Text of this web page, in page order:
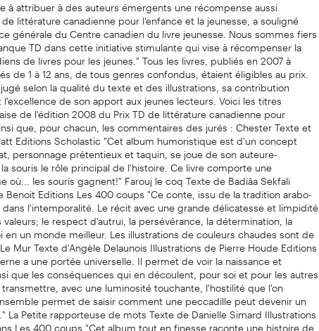
littérature canadienne pour l'enfance et la jeunesse, a souligné
générale du Centre canadien du livre jeunesse. Nous sommes fiers
TD dans cette initiative stimulante qui vise à récompenser la
de livres pour les jeunes." Tous les livres, publiés en 2007 à
de 1 à 12 ans, de tous genres confondus, étaient éligibles au prix.
selon la qualité du texte et des illustrations, sa contribution
de son apport aux jeunes lecteurs. Voici les titres
de l'édition 2008 du Prix TD de littérature canadienne pour
que, pour chacun, les commentaires des jurés : Chester Texte et
Editions Scholastic "Cet album humoristique est d'un concept
personnage prétentieux et taquin, se joue de son auteure-
souris le rôle principal de l'histoire. Ce livre comporte une
où... les souris gagnent!" Farouj le coq Texte de Badiâa Sekfali
Benoit Editions Les 400 coups "Ce conte, issu de la tradition arabo-
l'intemporalité. Le récit avec une grande délicatesse et limpidité
le respect d'autrui, la persévérance, la détermination, la
un monde meilleur. Les illustrations de couleurs chaudes sont de
Mur Texte d'Angèle Delaunois Illustrations de Pierre Houde Editions
a une portée universelle. Il permet de voir la naissance et
que les conséquences qui en découlent, pour soi et pour les autres.
avec une luminosité touchante, l'hostilité que l'on
permet de saisir comment une peccadille peut devenir un
La Petite rapporteuse de mots Texte de Danielle Simard Illustrations
Les 400 coups "Cet album tout en finesse raconte une histoire de